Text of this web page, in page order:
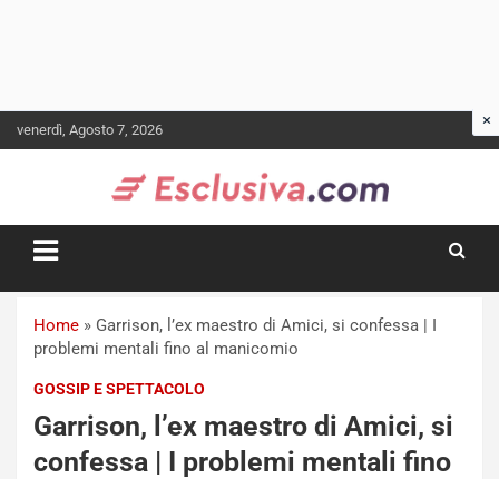
to
venerdì, Agosto 7, 2026
Home » Garrison, l’ex maestro di Amici, si confessa | I
problemi mentali fino al manicomio
GOSSIP E SPETTACOLO
Garrison, l’ex maestro di Amici, si
confessa | I problemi mentali fino